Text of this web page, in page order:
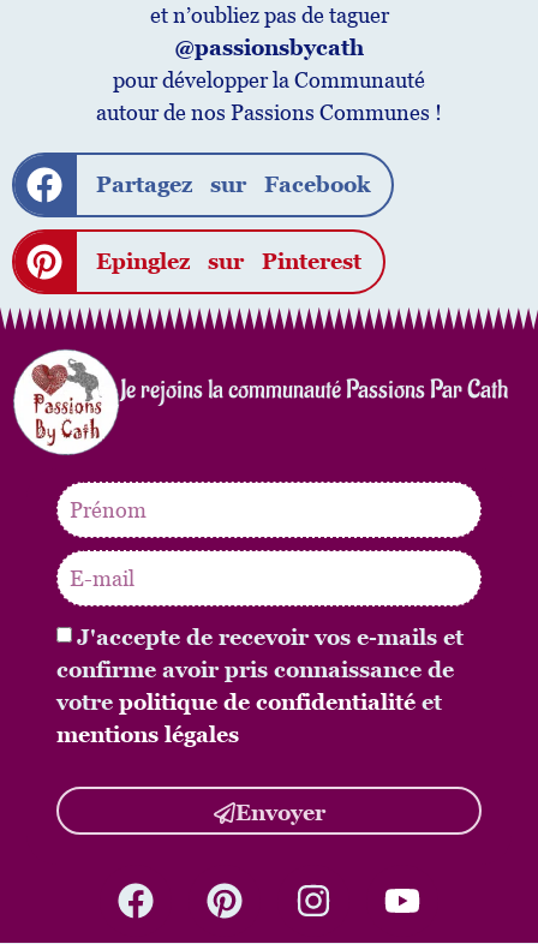
et n’oubliez pas de taguer
@passionsbycath
pour développer la Communauté
autour de nos Passions Communes !
Partagez sur Facebook
Epinglez sur Pinterest
Je rejoins la communauté Passions Par Cath
J'accepte de recevoir vos e-mails et
confirme avoir pris connaissance de
votrepolitique de confidentialité et
mentions légales
Envoyer